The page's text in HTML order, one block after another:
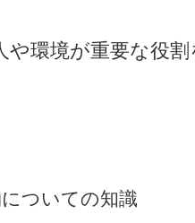
環境が重要な役割
ついての知識